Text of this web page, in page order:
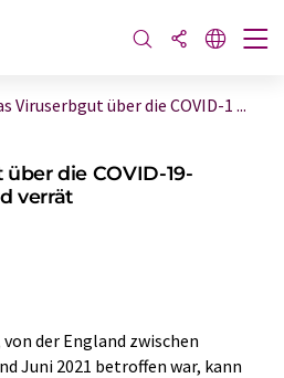
Viruserbgut über die COVID-1 ...
die COVID-19-
verrät
von der England zwischen
Juni 2021 betroffen war, kann